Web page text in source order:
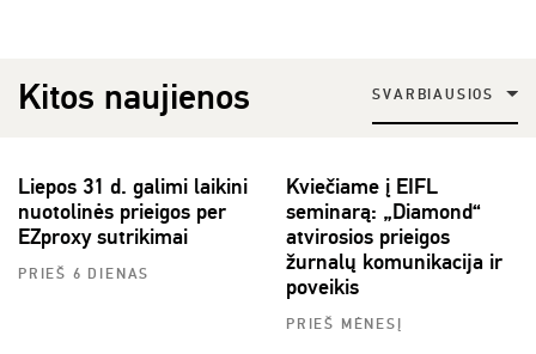
Kitos naujienos SVARBIAUSIOS
Liepos 31 d. galimi laikini
nuotolinės prieigos per
EZproxy sutrikimai
PRIEŠ 6 DIENAS
Kviečiame į EIFL
seminarą: „Diamond“
atvirosios prieigos
žurnalų komunikacija ir
poveikis
PRIEŠ MĖNESĮ